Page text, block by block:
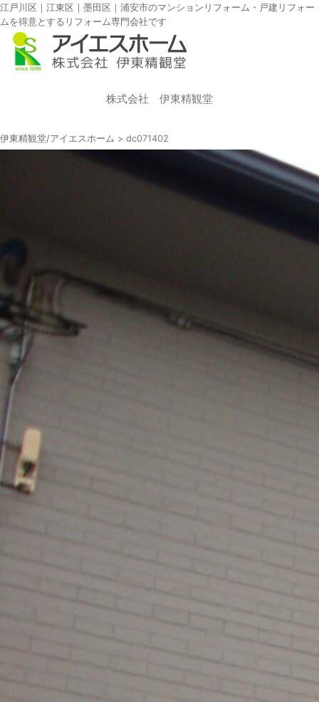
江戸川区｜江東区｜墨田区｜浦安市のマンションリフォーム・戸建リフォー
ムを得意とするリフォーム専門会社です
株式会社 伊東精観堂
伊東精観堂/アイエスホーム > dc071402